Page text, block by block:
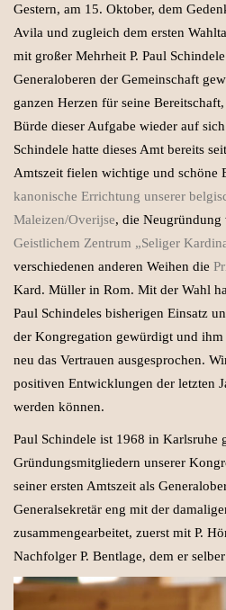
Gestern, am 15. Oktober, dem
Avila und zugleich dem ersten
mit großer Mehrheit P. Paul
Generaloberen der Gemeinschaft
ganzen Herzen für seine
Bürde dieser Aufgabe wieder auf
Schindele hatte dieses Amt bereits
Amtszeit fielen wichtige und schöne
kanonische Errichtung unserer
Maleizen/Overijse, die Neugründung
Geistlichem Zentrum „Seliger
verschiedenen anderen Weihen die
Kard. Müller in Rom. Mit der Wahl
Paul Schindeles bisherigen Einsatz
der Kongregation gewürdigt und ihm
neu das Vertrauen ausgesprochen.
positiven Entwicklungen der letzten
werden können.
Paul Schindele ist 1968 in Karlsruhe
Gründungsmitgliedern unserer
seiner ersten Amtszeit als
Generalsekretär eng mit der
zusammengearbeitet, zuerst mit P.
Nachfolger P. Bentlage, dem er